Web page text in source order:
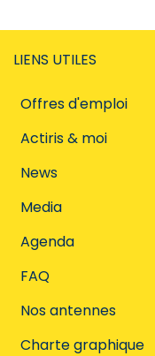
LIENS UTILES
Offres d'emploi
Actiris & moi
News
Media
Agenda
FAQ
Nos antennes
Charte graphique